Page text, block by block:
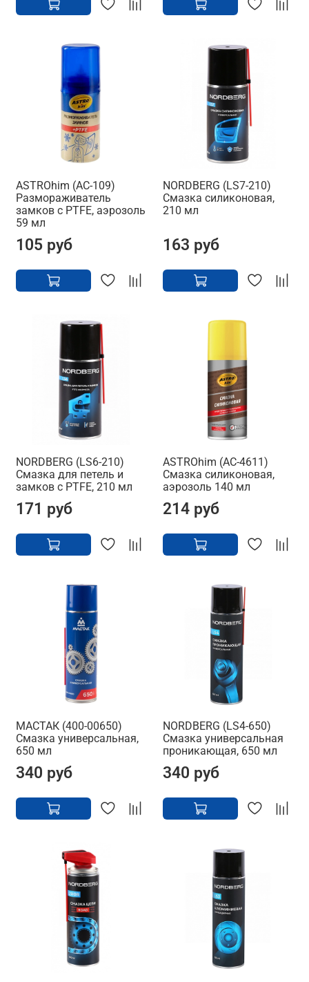
ASTROhim (AC-109)
Размораживатель
замков с PTFE, аэрозоль
59 мл
105 руб
NORDBERG (LS7-210)
Смазка силиконовая,
210 мл
163 руб
NORDBERG (LS6-210)
Смазка для петель и
замков с PTFE, 210 мл
171 руб
ASTROhim (AC-4611)
Смазка силиконовая,
аэрозоль 140 мл
214 руб
МАСТАК (400-00650)
Смазка универсальная,
650 мл
340 руб
NORDBERG (LS4-650)
Смазка универсальная
проникающая, 650 мл
340 руб